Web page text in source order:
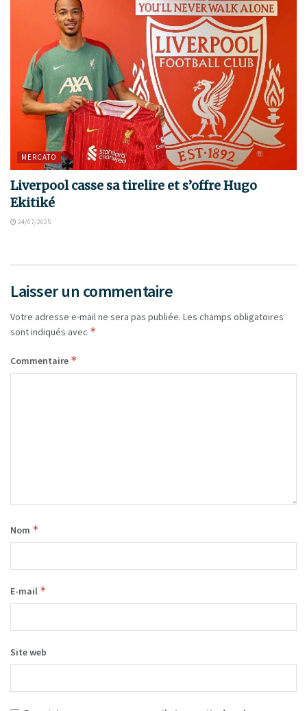
MERCATO
Liverpool casse sa tirelire et s’offre Hugo
Ekitiké
24/07/2025
Laisser un commentaire
Votre adresse e-mail ne sera pas publiée. Les champs obligatoires
sont indiqués avec *
Commentaire *
Nom *
E-mail *
Site web